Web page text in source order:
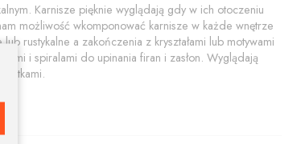
Karnisze pięknie wyglądają gdy w ich otoczeniu
możliwość wkomponować karnisze w każde wnętrze
rustykalne a zakończenia z kryształami lub motywami
i spiralami do upinania firan i zasłon. Wyglądają